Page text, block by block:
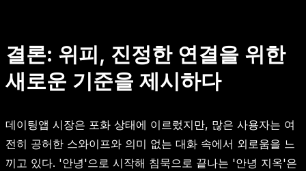
결론: 위피, 진정한 연결을 위한
새로운 기준을 제시하다
데이팅앱 시장은 포화 상태에 이르렀지만, 많은 사용자는 여
전히 공허한 스와이프와 의미 없는 대화 속에서 외로움을 느
끼고 있다. '안녕'으로 시작해 침묵으로 끝나는 '안녕 지옥'은